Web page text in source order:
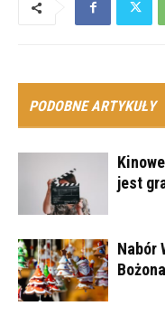
PODOBNE ARTYKUŁY
jest
Nabór